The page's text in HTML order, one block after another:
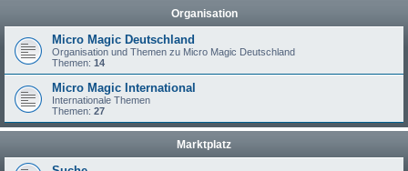
Organisation
Micro Magic Deutschland
Organisation und Themen zu Micro Magic Deutschland
Themen: 14
Micro Magic International
Internationale Themen
Themen: 27
Marktplatz